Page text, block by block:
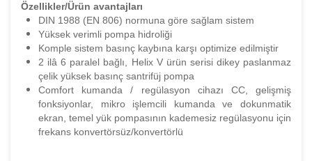
Özellikler/Ürün avantajları
DIN 1988 (EN 806) normuna göre sağlam sistem
Yüksek verimli pompa hidroliği
Komple sistem basınç kaybına karşı optimize edilmiştir
2 ilâ 6 paralel bağlı, Helix V ürün serisi dikey paslanmaz
çelik yüksek basınç santrifüj pompa
Comfort kumanda / regülasyon cihazı CC, gelişmiş
fonksiyonlar, mikro işlemcili kumanda ve dokunmatik
ekran, temel yük pompasının kademesiz regülasyonu için
frekans konvertörsüz/konvertörlü